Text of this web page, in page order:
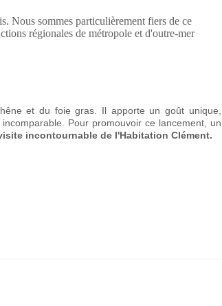
Nous sommes particulièrement fiers de ce
régionales de métropole et d'outre-mer
et du foie gras. Il apporte un goût unique,
Pour promouvoir ce lancement, un
incontournable de l'Habitation Clément.